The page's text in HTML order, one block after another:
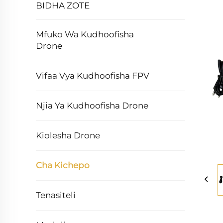
BIDHA ZOTE
Mfuko Wa Kudhoofisha
Drone
Vifaa Vya Kudhoofisha FPV
Njia Ya Kudhoofisha Drone
Kiolesha Drone
Cha Kichepo
Tenasiteli